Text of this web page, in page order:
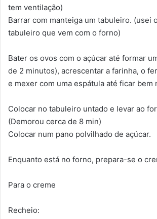
tem ventilação)
Barrar com manteiga um tabuleiro. (usei
tabuleiro que vem com o forno)
Bater os ovos com o açúcar até formar
de 2 minutos), acrescentar a farinha, o
e mexer com uma espátula até ficar bem
Colocar no tabuleiro untado e levar ao
(Demorou cerca de 8 min)
Colocar num pano polvilhado de açúcar.
Enquanto está no forno, prepara-se o
Para o creme
Recheio: